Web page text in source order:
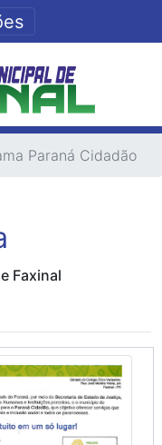
Paraná Cidadão
Faxinal